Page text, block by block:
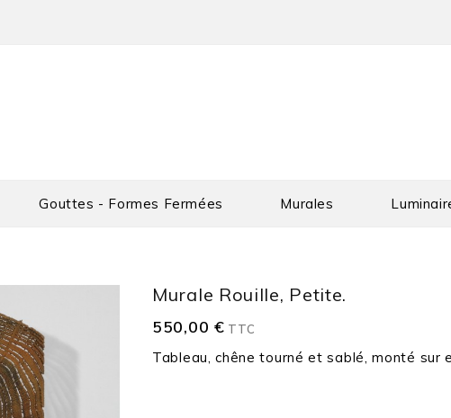
Gouttes - Formes Fermées Murales
Murale Rouille, Petite.
550,00 € TTC
Tableau, chêne tourné et sablé, monté